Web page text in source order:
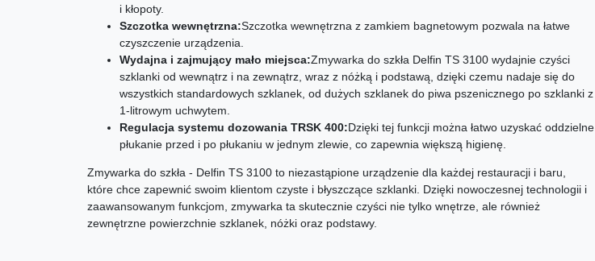
i kłopoty.
Szczotka wewnętrzna:Szczotka wewnętrzna z zamkiem bagnetowym pozwala na łatwe
czyszczenie urządzenia.
Wydajna i zajmujący mało miejsca:Zmywarka do szkła Delfin TS 3100 wydajnie czyści
szklanki od wewnątrz i na zewnątrz, wraz z nóżką i podstawą, dzięki czemu nadaje się do
wszystkich standardowych szklanek, od dużych szklanek do piwa pszenicznego po szklanki z
1-litrowym uchwytem.
Regulacja systemu dozowania TRSK 400:Dzięki tej funkcji można łatwo uzyskać oddzielne
płukanie przed i po płukaniu w jednym zlewie, co zapewnia większą higienę.
Zmywarka do szkła - Delfin TS 3100 to niezastąpione urządzenie dla każdej restauracji i baru,
które chce zapewnić swoim klientom czyste i błyszczące szklanki. Dzięki nowoczesnej technologii i
zaawansowanym funkcjom, zmywarka ta skutecznie czyści nie tylko wnętrze, ale również
zewnętrzne powierzchnie szklanek, nóżki oraz podstawy.